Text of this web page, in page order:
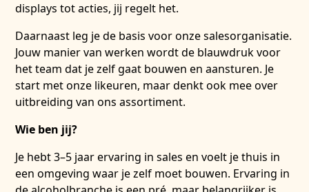
displays tot acties, jij regelt het.
Daarnaast leg je de basis voor onze salesorganisatie.
Jouw manier van werken wordt de blauwdruk voor
het team dat je zelf gaat bouwen en aansturen. Je
start met onze likeuren, maar denkt ook mee over
uitbreiding van ons assortiment.
Wie ben jij?
Je hebt 3–5 jaar ervaring in sales en voelt je thuis in
een omgeving waar je zelf moet bouwen. Ervaring in